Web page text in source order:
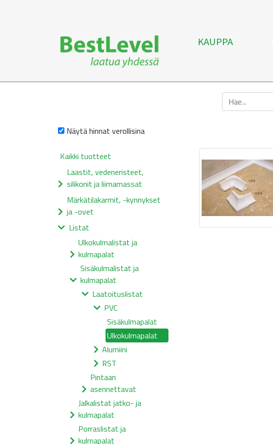
KAUPPA
Näytä hinnat verollisina
Kaikki tuotteet
Laastit, vedeneristeet,
silikonit ja liimamassat
Märkätilakarmit, -kynnykset
ja -ovet
Listat
Ulkokulmalistat ja
kulmapalat
Sisäkulmalistat ja
kulmapalat
Laatoituslistat
PVC
Sisäkulmapalat
Ulkokulmapalat
Alumiini
RST
Pintaan
asennettavat
Jalkalistat jatko- ja
kulmapalat
Porraslistat ja
kulmapalat